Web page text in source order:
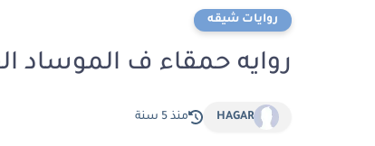
روايات شيقه
روايه حمقاء ف
HAGAR منذ 5 سنة